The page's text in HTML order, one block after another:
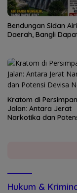
Bendungan Sidan
Daerah, Bangli
Kratom di
Jalan: Antara Jerat
Narkotika dan
Hukum &